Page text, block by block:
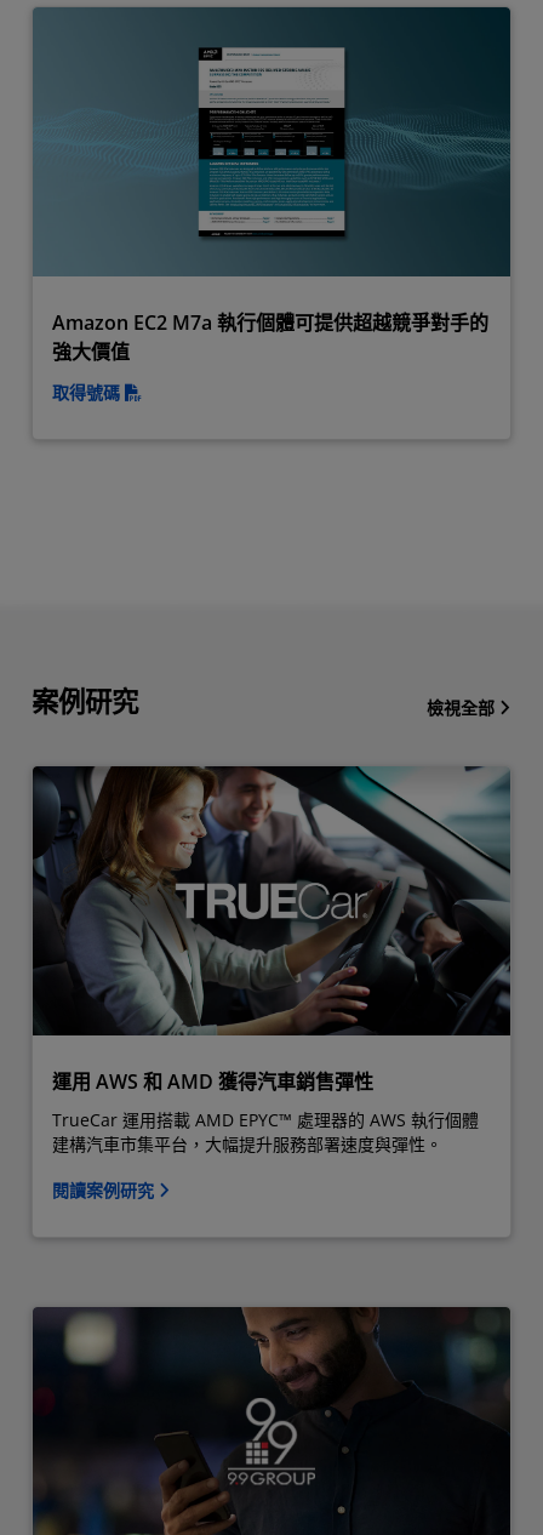
Amazon EC2 M7a 執行個體可提供超越競爭對手的
強大價值
取得號碼
案例研究 檢視全部
運用 AWS 和 AMD 獲得汽車銷售彈性
TrueCar 運用搭載 AMD EPYC™ 處理器的 AWS 執行個體
建構汽車市集平台，大幅提升服務部署速度與彈性。
閱讀案例研究